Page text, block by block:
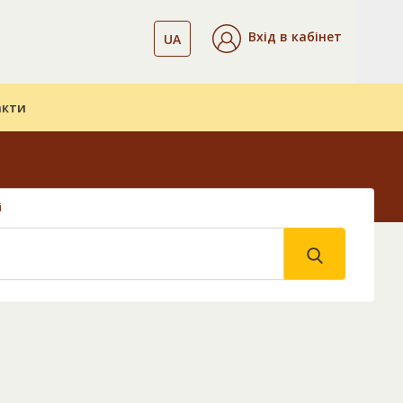
UA Вхід в кабінет